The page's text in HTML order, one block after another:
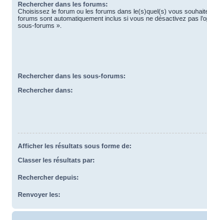
Rechercher dans les forums:
Choisissez le forum ou les forums dans le(s)quel(s) vous
forums sont automatiquement inclus si vous ne désactivez pas
sous-forums ».
Rechercher dans les sous-forums:
Rechercher dans:
Afficher les résultats sous forme de:
Classer les résultats par:
Rechercher depuis:
Renvoyer les: